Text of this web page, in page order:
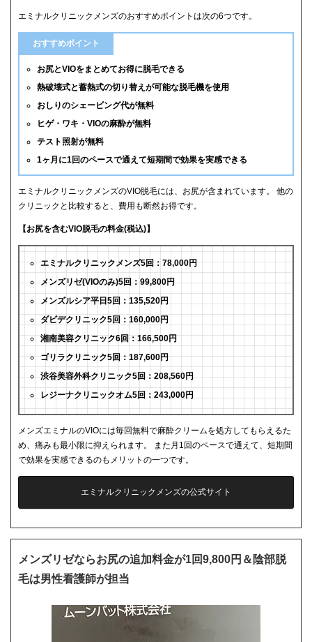
エミナルクリニックメンズのおすすめポイントは次の6つです。
おすすめポイント
お尻とVIOをまとめてお得に脱毛できる
熱破壊式と蓄熱式の切り替えが可能な脱毛機を使用
おしりのシェービング代が無料
ヒゲ・ワキ・VIOの麻酔が無料
テスト照射が無料
1ヶ月に1回のペースで通えて短期間で効果を実感できる
エミナルクリニックメンズのVIO脱毛には、お尻が含まれています。 他の
クリニックと比較すると、費用も断然お得です。
【お尻を含むVIO脱毛の料金(税込)】
エミナルクリニックメンズ5回：78,000円
メンズリゼ(VIOのみ)5回：99,800円
メンズルシア平日5回：135,520円
ダビデクリニック5回：160,000円
湘南美容クリニック6回：166,500円
ゴリラクリニック5回：187,600円
渋谷美容外科クリニック5回：208,560円
レジーナクリニックオム5回：243,000円
メンズエミナルのVIOには毎回無料で麻酔クリームを処方してもらえるた
め、痛みも最小限に抑えられます。 また月1回のペースで通えて、短期間
で効果を実感できるのもメリットの一つです。
エミナルクリニックメンズの公式サイト
メンズリゼならお尻の追加料金が1回9,800円＆陰部脱
毛は男性看護師が担当